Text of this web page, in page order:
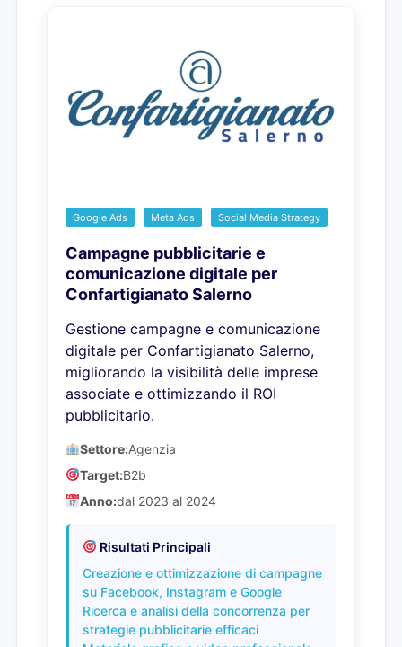
Google Ads Meta Ads Social Media Strategy
Campagne pubblicitarie e
comunicazione digitale per
Confartigianato Salerno
Gestione campagne e comunicazione
digitale per Confartigianato Salerno,
migliorando la visibilità delle imprese
associate e ottimizzando il ROI
pubblicitario.
Settore:Agenzia
Target:B2b
Anno:dal 2023 al 2024
Risultati Principali
Creazione e ottimizzazione di campagne
su Facebook, Instagram e Google
Ricerca e analisi della concorrenza per
strategie pubblicitarie efficaci